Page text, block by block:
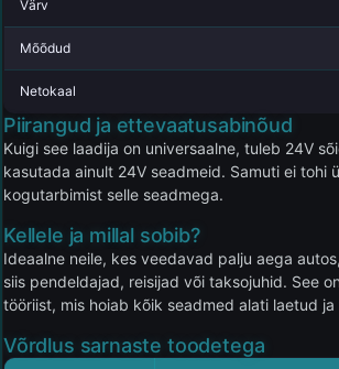
Värv
Mõõdud
Netokaal
Piirangud ja ettevaatusabinõud
Kuigi see laadija on universaalne, tuleb 24V
kasutada ainult 24V seadmeid. Samuti ei tohi
kogutarbimist selle seadmega.
Kellele ja millal sobib?
Ideaalne neile, kes veedavad palju aega
siis pendeldajad, reisijad või taksojuhid. See
tööriist, mis hoiab kõik seadmed alati laetud ja
Võrdlus sarnaste toodetega